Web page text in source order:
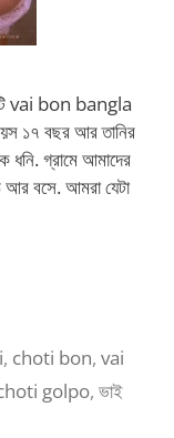
চটি vai bon bangla
১৭ বছর আর তানির
গ্রামে আমাদের
আর বসে. আমরা যেটা
, choti bon,vai
golpo, ভাই